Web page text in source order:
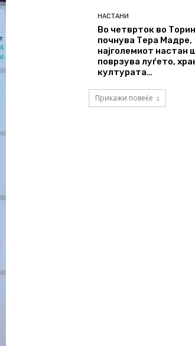
НАСТАНИ
Во четврток во
почнува Тера Мадре,
најголемиот настан
поврзува луѓето,
културата…
Прикажи повеќе